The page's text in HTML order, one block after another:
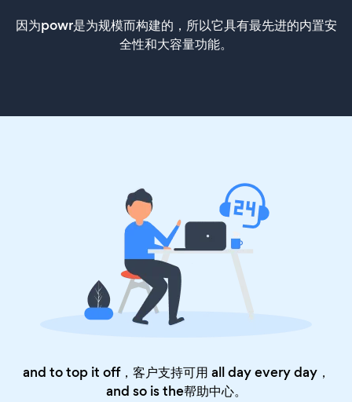
因为powr是为规模而构建的，所以它具有最先进的内置安
全性和大容量功能。
and to top it off，客户支持可用 all day every day，
and so is the帮助中心。